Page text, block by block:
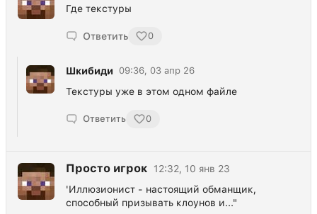
Где текстуры
Ответить 0
Шкибиди 09:36, 03 апр 26
Текстуры уже в этом одном файле
Ответить 0
Просто игрок
12:32, 10 янв 23
'Иллюзионист - настоящий обманщик,
способный призывать клоунов и..."